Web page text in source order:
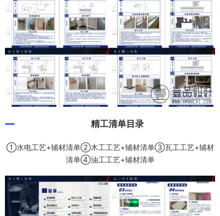
精工清单目录
①水电工艺+辅材清单②木工工艺+辅材清单③瓦工工艺+辅材
清单④油工工艺+辅材清单